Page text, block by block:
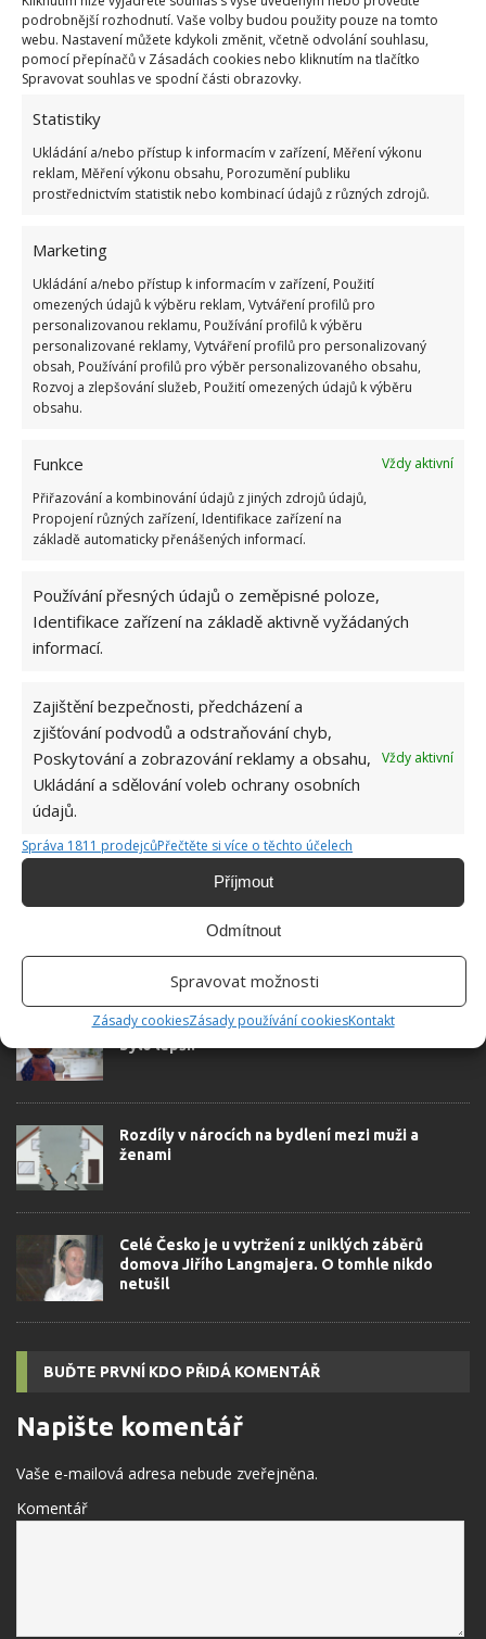
podrobnější rozhodnutí. Vaše volby budou použity pouze na tomto
webu. Nastavení můžete kdykoli změnit, včetně odvolání souhlasu,
pomocí přepínačů v Zásadách cookies nebo kliknutím na tlačítko
Spravovat souhlas ve spodní části obrazovky.
Statistiky
Ukládání a/nebo přístup k informacím v zařízení, Měření výkonu
reklam, Měření výkonu obsahu, Porozumění publiku
prostřednictvím statistik nebo kombinací údajů z různých zdrojů.
Marketing
Ukládání a/nebo přístup k informacím v zařízení, Použití
omezených údajů k výběru reklam, Vytváření profilů pro
personalizovanou reklamu, Používání profilů k výběru
personalizované reklamy, Vytváření profilů pro personalizovaný
obsah, Používání profilů pro výběr personalizovaného obsahu,
Rozvoj a zlepšování služeb, Použití omezených údajů k výběru
obsahu.
Funkce
Vždy aktivní
Přiřazování a kombinování údajů z jiných zdrojů údajů,
Propojení různých zařízení, Identifikace zařízení na
základě automaticky přenášených informací.
Používání přesných údajů o zeměpisné poloze,
Identifikace zařízení na základě aktivně vyžádaných
informací.
Zajištění bezpečnosti, předcházení a
zjišťování podvodů a odstraňování chyb,
Poskytování a zobrazování reklamy a obsahu,
Ukládání a sdělování voleb ochrany osobních
údajů.
Vždy aktivní
Správa 1811 prodejcůPřečtěte si více o těchto účelech
Příjmout
Odmítnout
Spravovat možnosti
Zásady cookiesZásady používání cookiesKontakt
BYDLENÍ
REKONSTRUKCE STARÉHO DOMU STARÝ DŮM
KOMENTOVAT
Do redakce Bydlimeutulne.cz se
přidala během svých studií a práce
redaktorky ji tak nadchla, že se
rozhodla zůstat. Její v...
SOUVISEJÍCÍ ČLÁNKY
Bydlení a hospodaření našich babiček – v čem
bylo lepší?
Rozdíly v nárocích na bydlení mezi muži a
ženami
Celé Česko je u vytržení z uniklých záběrů
domova Jiřího Langmajera. O tomhle nikdo
netušil
BUĎTE PRVNÍ KDO PŘIDÁ KOMENTÁŘ
Napište komentář
Vaše e-mailová adresa nebude zveřejněna.
Komentář